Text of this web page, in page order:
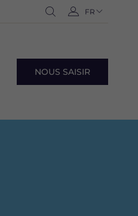
n
e
x
Navigation
FR
-
NOUS SAISIR